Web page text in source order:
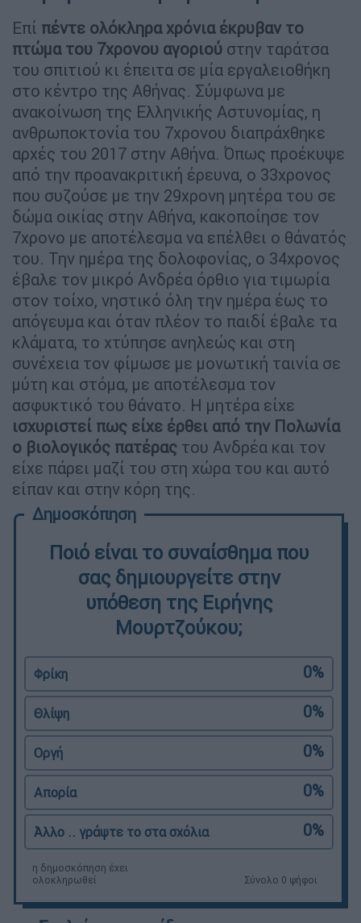
Επί πέντε ολόκληρα χρόνια έκρυβαν το
πτώμα του 7χρονου αγοριού στην ταράτσα
του σπιτιού κι έπειτα σε μία εργαλειοθήκη
στο κέντρο της Αθήνας. Σύμφωνα με
ανακοίνωση της Ελληνικής Αστυνομίας, η
ανθρωποκτονία του 7χρονου διαπράχθηκε
αρχές του 2017 στην Αθήνα. Όπως προέκυψε
από την προανακριτική έρευνα, ο 33χρονος
που συζούσε με την 29χρονη μητέρα του σε
δώμα οικίας στην Αθήνα, κακοποίησε τον
7χρονο με αποτέλεσμα να επέλθει ο θάνατός
του. Την ημέρα της δολοφονίας, ο 34χρονος
έβαλε τον μικρό Ανδρέα όρθιο για τιμωρία
στον τοίχο, νηστικό όλη την ημέρα έως το
απόγευμα και όταν πλέον το παιδί έβαλε τα
κλάματα, το χτύπησε ανηλεώς και στη
συνέχεια τον φίμωσε με μονωτική ταινία σε
μύτη και στόμα, με αποτέλεσμα τον
ασφυκτικό του θάνατο. Η μητέρα είχε
ισχυριστεί πως είχε έρθει από την Πολωνία
ο βιολογικός πατέρας του Ανδρέα και τον
είχε πάρει μαζί του στη χώρα του και αυτό
είπαν και στην κόρη της.
Ποιό είναι το συναίσθημα που
σας δημιουργείτε στην
υπόθεση της Ειρήνης
Μουρτζούκου;
Φρίκη 0%
Θλίψη 0%
Οργή 0%
Απορία 0%
Άλλο .. γράψτε το στα σχόλια 0%
η δημοσκόπηση έχει
ολοκληρωθεί
Σύνολο 0 ψήφοι